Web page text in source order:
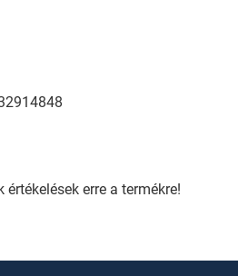
értékelések erre a termékre!